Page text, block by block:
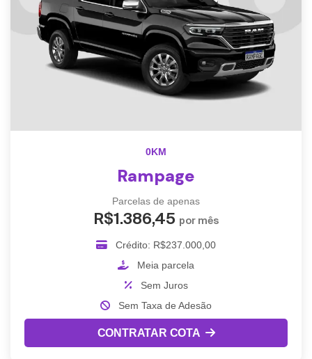
0KM
Rampage
Parcelas de apenas
R$1.386,45 por mês
Crédito: R$237.000,00
Meia parcela
Sem Juros
Sem Taxa de Adesão
CONTRATAR COTA